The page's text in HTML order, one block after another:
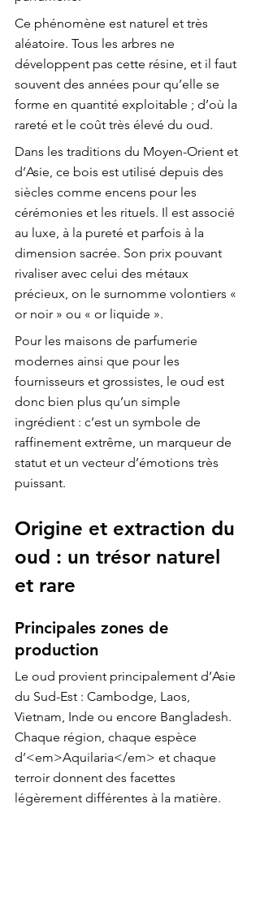
Ce phénomène est naturel et très
aléatoire. Tous les arbres ne
développent pas cette résine, et il faut
souvent des années pour qu’elle se
forme en quantité exploitable ; d’où la
rareté et le coût très élevé du oud.
Dans les traditions du Moyen-Orient et
d’Asie, ce bois est utilisé depuis des
siècles comme encens pour les
cérémonies et les rituels. Il est associé
au luxe, à la pureté et parfois à la
dimension sacrée. Son prix pouvant
rivaliser avec celui des métaux
précieux, on le surnomme volontiers «
or noir » ou « or liquide ».
Pour les maisons de parfumerie
modernes ainsi que pour les
fournisseurs et grossistes, le oud est
donc bien plus qu’un simple
ingrédient : c’est un symbole de
raffinement extrême, un marqueur de
statut et un vecteur d’émotions très
puissant.
Origine et extraction du
oud : un trésor naturel
et rare
Principales zones de
production
Le oud provient principalement d’Asie
du Sud-Est : Cambodge, Laos,
Vietnam, Inde ou encore Bangladesh.
Chaque région, chaque espèce
d’<em>Aquilaria</em> et chaque
terroir donnent des facettes
légèrement différentes à la matière.